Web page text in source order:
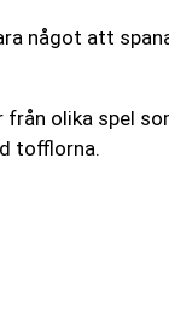
något att
olika spel
tofflorna.